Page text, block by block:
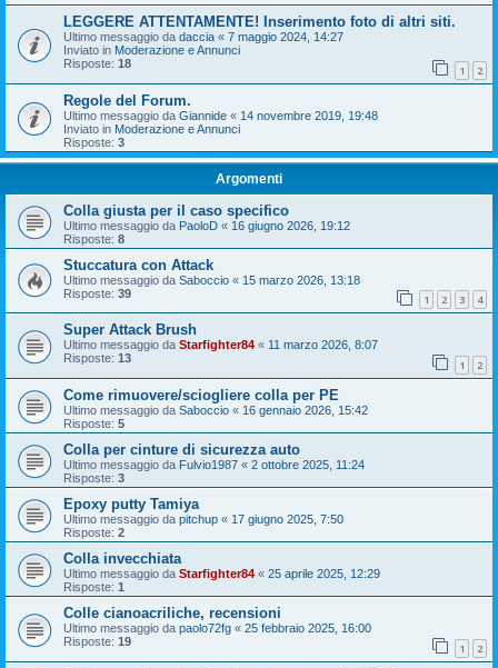
LEGGERE ATTENTAMENTE! Inserimento foto di altri siti.
Ultimo messaggio da daccia « 7 maggio 2024, 14:27
Inviato in Moderazione e Annunci
Risposte: 18 1 2
Regole del Forum.
Ultimo messaggio da Giannide « 14 novembre 2019, 19:48
Inviato in Moderazione e Annunci
Risposte: 3
Argomenti
Colla giusta per il caso specifico
Ultimo messaggio da PaoloD « 16 giugno 2026, 19:12
Risposte: 8
Stuccatura con Attack
Ultimo messaggio da Saboccio « 15 marzo 2026, 13:18
Risposte: 39 1 2 3 4
Super Attack Brush
Ultimo messaggio da Starfighter84 « 11 marzo 2026, 8:07
Risposte: 13 1 2
Come rimuovere/sciogliere colla per PE
Ultimo messaggio da Saboccio « 16 gennaio 2026, 15:42
Risposte: 5
Colla per cinture di sicurezza auto
Ultimo messaggio da Fulvio1987 « 2 ottobre 2025, 11:24
Risposte: 3
Epoxy putty Tamiya
Ultimo messaggio da pitchup « 17 giugno 2025, 7:50
Risposte: 2
Colla invecchiata
Ultimo messaggio da Starfighter84 « 25 aprile 2025, 12:29
Risposte: 1
Colle cianoacriliche, recensioni
Ultimo messaggio da paolo72fg « 25 febbraio 2025, 16:00
Risposte: 19 1 2